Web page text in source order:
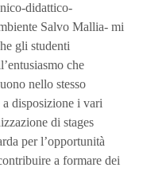
didattico-
Salvo Mallia- mi
gli studenti
che
nello stesso
disposizione i vari
di stages
per l’opportunità
a formare dei